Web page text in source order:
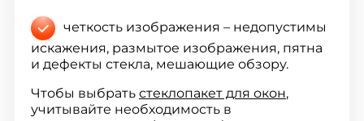
четкость изображения – недопустимы
искажения, размытое изображения, пятна
и дефекты стекла, мешающие обзору.
Чтобы выбрать стеклопакет для окон,
учитывайте необходимость в